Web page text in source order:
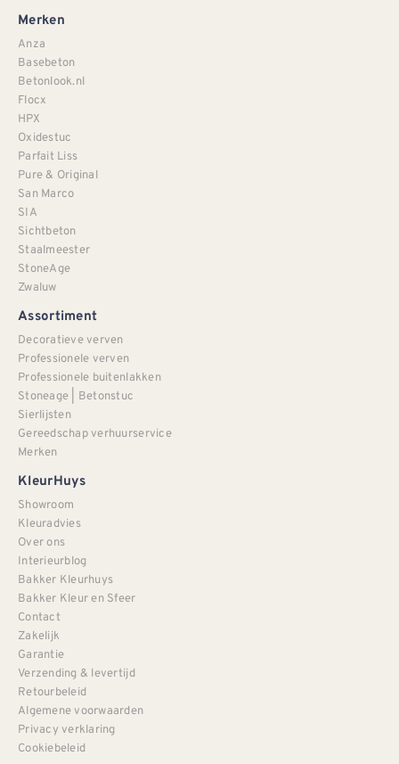
Merken
Anza
Basebeton
Betonlook.nl
Flocx
HPX
Oxidestuc
Parfait Liss
Pure & Original
San Marco
SIA
Sichtbeton
Staalmeester
StoneAge
Zwaluw
Assortiment
Decoratieve verven
Professionele verven
Professionele buitenlakken
Stoneage | Betonstuc
Sierlijsten
Gereedschap verhuurservice
Merken
KleurHuys
Showroom
Kleuradvies
Over ons
Interieurblog
Bakker Kleurhuys
Bakker Kleur en Sfeer
Contact
Zakelijk
Garantie
Verzending & levertijd
Retourbeleid
Algemene voorwaarden
Privacy verklaring
Cookiebeleid